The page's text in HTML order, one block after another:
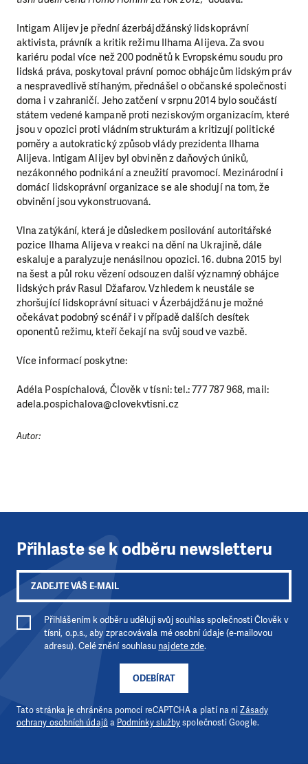
Intigam Alijev je přední ázerbájdžánský lidskoprávní
aktivista, právník a kritik režimu Ilhama Alijeva. Za svou
kariéru podal více než 200 podnětů k Evropskému soudu pro
lidská práva, poskytoval právní pomoc obhájcům lidským práv
a nespravedlivě stíhaným, přednášel o občanské společnosti
doma i v zahraničí. Jeho zatčení v srpnu 2014 bylo součástí
státem vedené kampaně proti neziskovým organizacím, které
jsou v opozici proti vládním strukturám a kritizují politické
poměry a autokratický způsob vlády prezidenta Ilhama
Alijeva. Intigam Alijev byl obviněn z daňových úniků,
nezákonného podnikání a zneužití pravomocí. Mezinárodní i
domácí lidskoprávní organizace se ale shodují na tom, že
obvinění jsou vykonstruovaná.
Vlna zatýkání, která je důsledkem posilování autoritářské
pozice Ilhama Alijeva v reakci na dění na Ukrajině, dále
eskaluje a paralyzuje nenásilnou opozici. 16. dubna 2015 byl
na šest a půl roku vězení odsouzen další významný obhájce
lidských práv Rasul Džafarov. Vzhledem k neustále se
zhoršující lidskoprávní situaci v Ázerbájdžánu je možné
očekávat podobný scénář i v případě dalších desítek
oponentů režimu, kteří čekají na svůj soud ve vazbě.
Více informací poskytne:
Adéla Pospíchalová, Člověk v tísni: tel.: 777 787 968, mail:
adela.pospichalova@clovekvtisni.cz
Autor:
DAROVAT DAROVAT PRAVIDELNĚ
Přihlaste se k odběru newsletteru
ODEBÍRAT
Přihlášením k odběru uděluji svůj souhlas společnosti Člověk v
tísni, o.p.s., aby zpracovávala mé osobní údaje (e-mailovou
adresu). Celé znění souhlasu najdete zde.
Tato stránka je chráněna pomocí reCAPTCHA a platí na niZásady
ochrany osobních údajů a Podmínky službyspolečnosti Google.